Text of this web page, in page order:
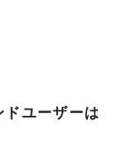
ユーザーは